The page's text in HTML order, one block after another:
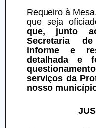
Requeiro à
que seja
que, junto
Secretaria
informe e
detalhada e
serviços da
nosso